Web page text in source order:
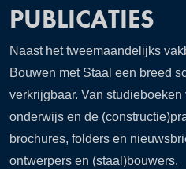
PUBLICATIES
Naast het tweemaandelijks
Bouwen met Staal een breed
verkrijgbaar. Van
onderwijs en de
brochures, folders en
ontwerpers en (staal)bouwers.